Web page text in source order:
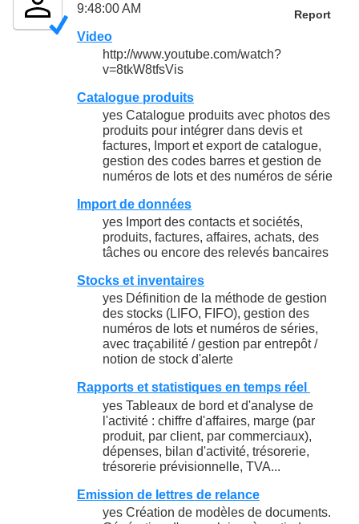
9:48:00 AM
Report
Video
http://www.youtube.com/watch?
v=8tkW8tfsVis
Catalogue produits
yes Catalogue produits avec photos des
produits pour intégrer dans devis et
factures, Import et export de catalogue,
gestion des codes barres et gestion de
numéros de lots et des numéros de série
Import de données
yes Import des contacts et sociétés,
produits, factures, affaires, achats, des
tâches ou encore des relevés bancaires
Stocks et inventaires
yes Définition de la méthode de gestion
des stocks (LIFO, FIFO), gestion des
numéros de lots et numéros de séries,
avec traçabilité / gestion par entrepôt /
notion de stock d'alerte
Rapports et statistiques en temps réel
yes Tableaux de bord et d'analyse de
l'activité : chiffre d'affaires, marge (par
produit, par client, par commerciaux),
dépenses, bilan d'activité, trésorerie,
trésorerie prévisionnelle, TVA...
Emission de lettres de relance
yes Création de modèles de documents.